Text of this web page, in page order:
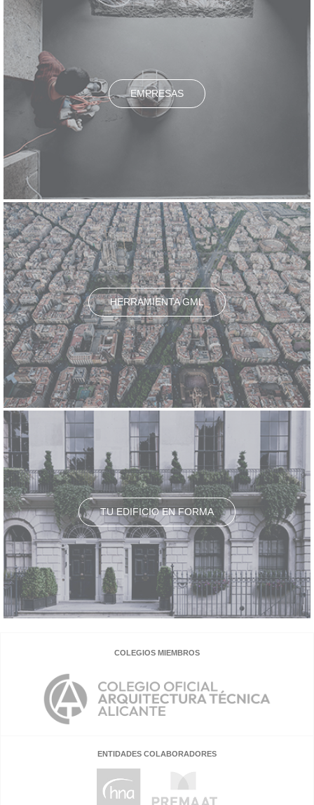
EMPRESAS
HERRAMIENTA GML
TU EDIFICIO EN FORMA
COLEGIOS MIEMBROS
ENTIDADES COLABORADORES